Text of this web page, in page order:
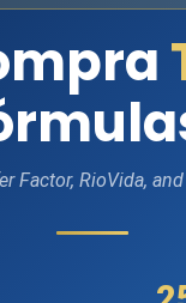
Factor, RioVida,